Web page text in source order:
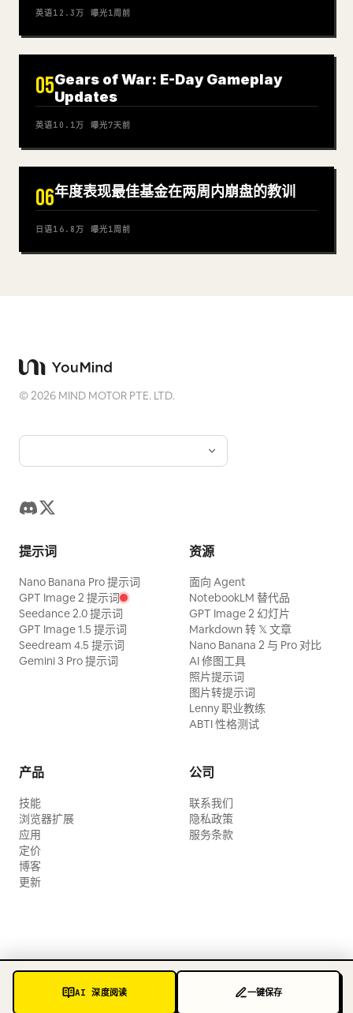
AI 深度阅读 一键保存
英语12.3万 曝光1周前
05Gears of War: E-Day Gameplay
Updates
英语10.1万 曝光7天前
06年度表现最佳基金在两周内崩盘的教训
日语16.8万 曝光1周前
©2026 MIND MOTOR PTE. LTD.
提示词
Nano Banana Pro 提示词
GPT Image 2 提示词
Seedance 2.0 提示词
GPT Image 1.5 提示词
Seedream 4.5 提示词
Gemini 3 Pro 提示词
资源
面向 Agent
NotebookLM 替代品
GPT Image 2 幻灯片
Markdown 转 𝕏 文章
Nano Banana 2 与 Pro 对比
AI 修图工具
照片提示词
图片转提示词
Lenny 职业教练
ABTI 性格测试
产品
技能
浏览器扩展
应用
定价
博客
更新
公司
联系我们
隐私政策
服务条款